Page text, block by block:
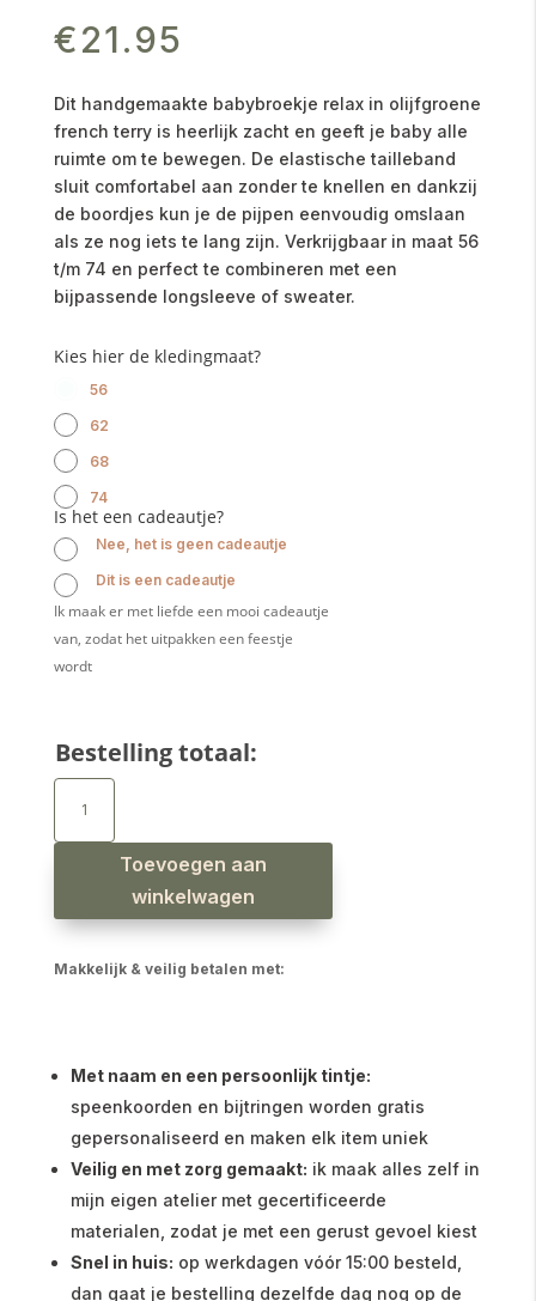
€21.95
Dit handgemaakte babybroekje relax in olijfgroene
french terry is heerlijk zacht en geeft je baby alle
ruimte om te bewegen. De elastische tailleband
sluit comfortabel aan zonder te knellen en dankzij
de boordjes kun je de pijpen eenvoudig omslaan
als ze nog iets te lang zijn. Verkrijgbaar in maat 56
t/m 74 en perfect te combineren met een
bijpassende longsleeve of sweater.
Kies hier de kledingmaat?
56
62
68
74
Is het een cadeautje?
Nee, het is geen cadeautje
Dit is een cadeautje
Ik maak er met liefde een mooi cadeautje
van, zodat het uitpakken een feestje
wordt
Bestelling totaal:
Babybroekje
olijfgroen
Toevoegen aan
winkelwagen
Makkelijk & veilig betalen met:
Met naam en een persoonlijk tintje:
speenkoorden en bijtringen worden gratis
gepersonaliseerd en maken elk item uniek
Veilig en met zorg gemaakt: ik maak alles zelf in
mijn eigen atelier met gecertificeerde
materialen, zodat je met een gerust gevoel kiest
Snel in huis: op werkdagen vóór 15:00 besteld,
dan gaat je bestelling dezelfde dag nog op de